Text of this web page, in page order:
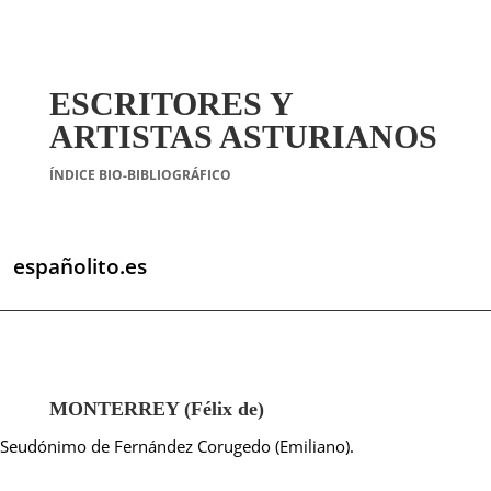
ESCRITORES Y
ARTISTAS ASTURIANOS
ÍNDICE BIO-BIBLIOGRÁFICO
españolito.es
MONTERREY (Félix de)
Seudónimo de Fernández Corugedo (Emiliano).